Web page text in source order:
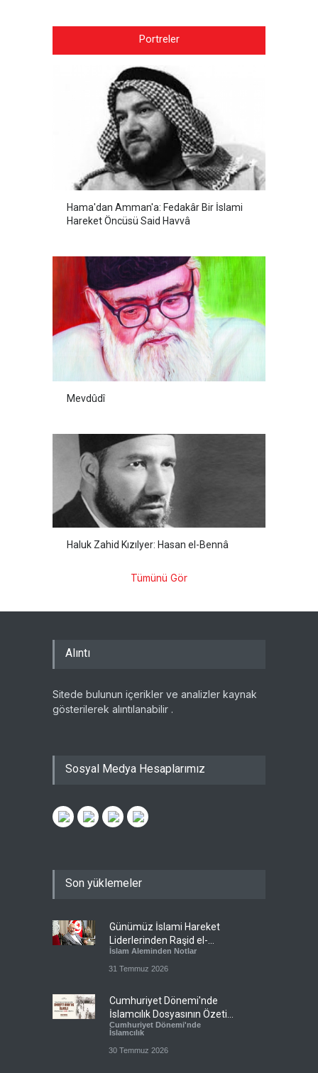
Portreler
Hama'dan Amman'a: Fedakâr Bir İslami
Hareket Öncüsü Said Havvâ
Mevdûdî
Haluk Zahid Kızılyer: Hasan el-Bennâ
Tümünü Gör
Alıntı
Sitede bulunun içerikler ve analizler kaynak
gösterilerek alıntılanabilir .
Sosyal Medya Hesaplarımız
Son yüklemeler
Günümüz İslami Hareket
Liderlerinden Raşid el-
Gannuşi’ye Seküler Faşizmin
Zindanlarında Ağır Tecrit
İslam Aleminden Notlar
31 Temmuz 2026
Cumhuriyet Dönemi'nde
İslamcılık Dosyasının Özeti
Sizlerle!
Cumhuriyet Dönemi'nde
İslamcılık
30 Temmuz 2026